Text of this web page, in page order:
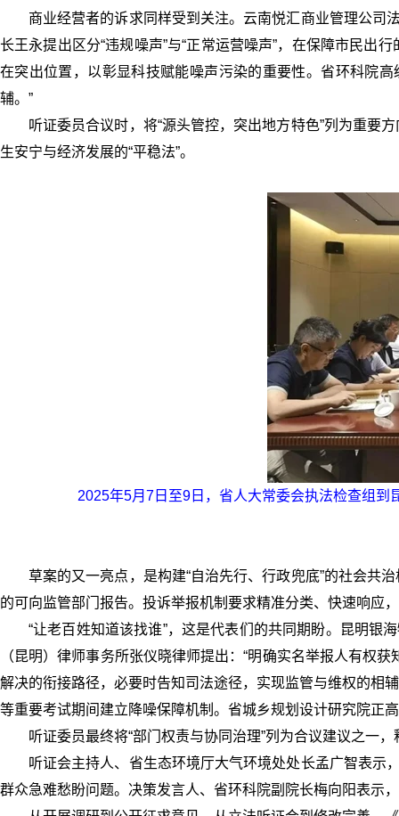
商业经营者的诉求同样受到关注。云南悦汇商业管理公司
长王永提出区分“违规噪声”与“正常运营噪声”，在保障市民出
在突出位置，以彰显科技赋能噪声污染的重要性。省环科院
辅。”
听证委员合议时，将“源头管控，突出地方特色”列为重要
生安宁与经济发展的“平稳法”。
2025年5月7日至9日，省人大常委会执法检查组
草案的又一亮点，是构建“自治先行、行政兜底”的社会共
的可向监管部门报告。投诉举报机制要求精准分类、快速响应
“让老百姓知道该找谁”，这是代表们的共同期盼。昆明银
（昆明）律师事务所张仪晓律师提出：“明确实名举报人有权
解决的衔接路径，必要时告知司法途径，实现监管与维权的相
等重要考试期间建立降噪保障机制。省城乡规划设计研究院正
听证委员最终将“部门权责与协同治理”列为合议建议之一
听证会主持人、省生态环境厅大气环境处处长孟广智表示
群众急难愁盼问题。决策发言人、省环科院副院长梅向阳表示